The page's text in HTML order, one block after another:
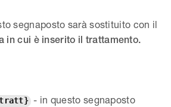
segnaposto sarà sostituito con il
in cui è inserito il trattamento.
- in questo segnaposto